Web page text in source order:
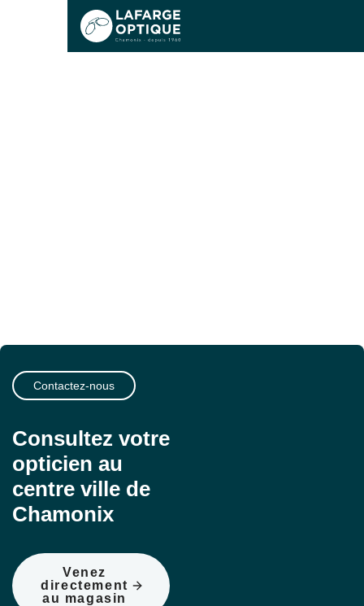
Contactez-nous
Consultez votre
opticien au
centre ville de
Chamonix
Venez
directement
au magasin